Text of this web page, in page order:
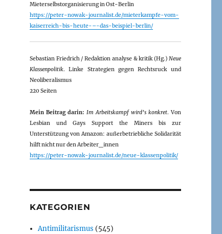
Mieterselbstorganisierung in Ost-Berlin
https://peter-nowak-journalist.de/mieterkampfe-vom-
kaiserreich-bis-heute-–-das-beispiel-berlin/
Sebastian Friedrich / Redaktion analyse & kritik (Hg.) Neue
Klassenpolitik. Linke Strategien gegen Rechtsruck und
Neoliberalismus
220 Seiten
Mein Beitrag darin: Im Arbeitskampf wird’s konkret. Von
Lesbian und Gays Support the Miners bis zur
Unterstützung von Amazon: außerbetriebliche Solidarität
hilft nicht nur den Arbeiter_innen
https://peter-nowak-journalist.de/neue-klassenpolitik/
KATEGORIEN
Antimilitarismus (545)